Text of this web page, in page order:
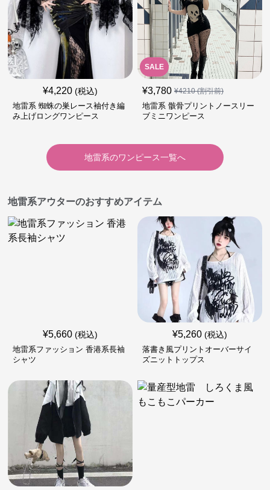
¥4,220 (税込)
地雷系 蜘蛛の巣レース袖付き編
み上げロングワンピース
SALE
¥3,780 ¥4210(割引前)
地雷系 骸骨プリントノースリー
ブミニワンピース
地雷系のワンピース一覧へ
地雷系アウターのおすすめアイテム
¥5,660 (税込)
地雷系ファッション 香港系長袖
シャツ
¥5,260 (税込)
落書き風プリントオーバーサイ
ズニットトップス